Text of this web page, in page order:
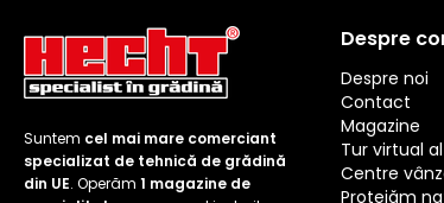
Suntem cel mai mare comerciant
specializat de tehnică de grădină
din UE. Operăm 1 magazine de
Despre
Despre noi
Contact
Magazine
Tur virtual
Centre
Protejăm